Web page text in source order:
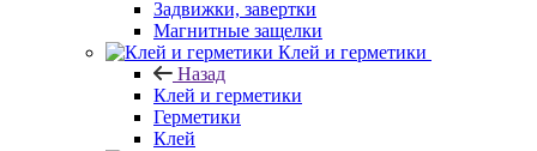
Задвижки, завертки
Магнитные защелки
Клей и герметики
Назад
Клей и герметики
Герметики
Клей